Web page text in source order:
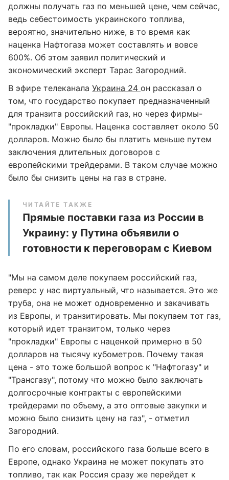
должны получать газ по меньшей цене, чем сейчас,
ведь себестоимость украинского топлива,
вероятно, значительно ниже, в то время как
наценка Нафтогаза может составлять и вовсе
600%. Об этом заявил политический и
экономический эксперт Тарас Загородний.
В эфире телеканала Украина 24 он рассказал о
том, что государство покупает предназначенный
для транзита российский газ, но через фирмы-
"прокладки" Европы. Наценка составляет около 50
долларов. Можно было бы платить меньше путем
заключения длительных договоров с
европейскими трейдерами. В таком случае можно
было бы снизить цены на газ в стране.
ЧИТАЙТЕ ТАКЖЕ
Прямые поставки газа из России в
Украину: у Путина объявили о
готовности к переговорам с Киевом
"Мы на самом деле покупаем российский газ,
реверс у нас виртуальный, что называется. Это же
труба, она не может одновременно и закачивать
из Европы, и транзитировать. Мы покупаем тот газ,
который идет транзитом, только через
"прокладки" Европы с наценкой примерно в 50
долларов на тысячу кубометров. Почему такая
цена - это тоже большой вопрос к "Нафтогазу" и
"Трансгазу", потому что можно было заключать
долгосрочные контракты с европейскими
трейдерами по объему, а это оптовые закупки и
можно было снизить цену на газ", - отметил
Загородний.
По его словам, российского газа больше всего в
Европе, однако Украина не может покупать это
топливо, так как Россия сразу же перейдет к